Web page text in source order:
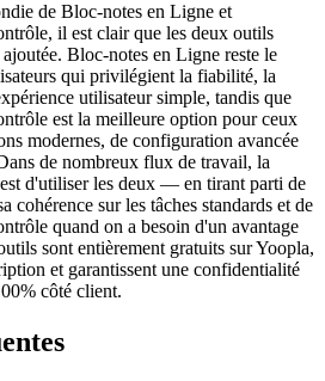
de Bloc-notes en Ligne et
il est clair que les deux outils
Bloc-notes en Ligne reste le
qui privilégient la fiabilité, la
utilisateur simple, tandis que
est la meilleure option pour ceux
modernes, de configuration avancée
de nombreux flux de travail, la
d'utiliser les deux — en tirant parti de
cohérence sur les tâches standards et de
quand on a besoin d'un avantage
sont entièrement gratuits sur Yoopla,
et garantissent une confidentialité
côté client.